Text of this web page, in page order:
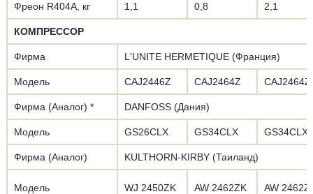
Фреон R404А, кг 1,1 0,8 2,1
КОМПРЕССОР
Фирма L'UNITE HERMETIQUE (Франция)
Модель CAJ2446Z CAJ2464Z CAJ2464Z
Фирма (Аналог) * DANFOSS (Дания)
Модель GS26CLX GS34CLX GS34CLX
Фирма (Аналог) KULTHORN-KIRBY (Таиланд)
Модель WJ 2450ZK AW 2462ZK AW